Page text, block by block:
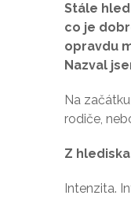
Stále
co je
opravdu
Nazval
Na
rodiče,
Z
Intenzita.